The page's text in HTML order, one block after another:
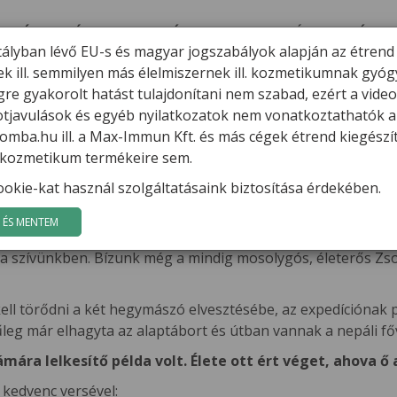
HÍREK VARGA GÁBOR FILMEK GYÓGYGOMBÁK
keresését
világ nyolcezresein Kancsendzönga-expedíciója, amely
expedíciós hegymászója és Kiss Pétera 2013-as
közben 8000 méter körüli magasságban eltűnt.
Immun csapata sajnálattal vette tudomásul a
szívünkben. Bízunk még a mindig mosolygós, életerős
törődni a két hegymászó elvesztésébe, az
már elhagyta az alaptábort és útban vannak a nepáli
lelkesítő példa volt. Élete ott ért véget, ahova
versével:
lévő EU-s és magyar jogszabályok alapján az étrend
ill. semmilyen más élelmiszernek ill. kozmetikumnak
gyakorolt hatást tulajdonítani nem szabad, ezért a
és egyéb nyilatkozatok nem vonatkoztathatók a
ill. a Max-Immun Kft. és más cégek étrend
termékeire sem.
kat használ szolgáltatásaink biztosítása érdekében.
MENTEM